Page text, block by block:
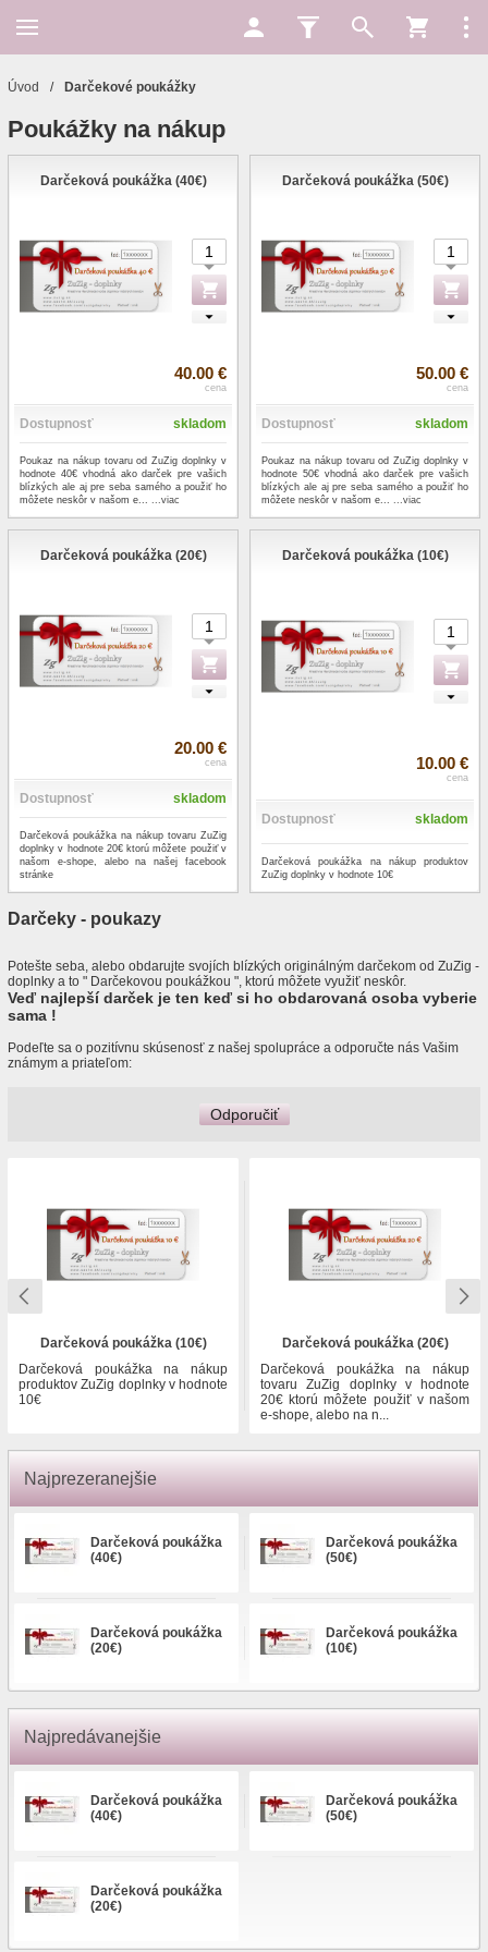
Podeľte sa o pozitívnu skúsenosť z našej spolupráce a odporučte nás Vašim
známym a priateľom:
Odporučiť
Darčeková poukážka (10€)
Darčeková poukážka na nákup
produktov ZuZig doplnky v hodnote
10€
Darčeková poukážka (20€)
Darčeková poukážka na nákup
tovaru ZuZig doplnky v hodnote
20€ ktorú môžete použiť v našom
e-shope, alebo na n...
Najprezeranejšie
Darčeková poukážka
(40€)
Darčeková poukážka
(50€)
Darčeková poukážka
(20€)
Darčeková poukážka
(10€)
Najpredávanejšie
Darčeková poukážka
(40€)
Darčeková poukážka
(50€)
Darčeková poukážka
(20€)
Úvod / Darčekové poukážky
Poukážky na nákup
Darčeková poukážka (40€)
40.00 €
cena
Dostupnosť skladom
Poukaz na nákup tovaru od ZuZig doplnky v
hodnote 40€ vhodná ako darček pre vašich
blízkých ale aj pre seba samého a použiť ho
môžete neskôr v našom e... ...viac
Darčeková poukážka (50€)
50.00 €
cena
Dostupnosť skladom
Poukaz na nákup tovaru od ZuZig doplnky v
hodnote 50€ vhodná ako darček pre vašich
blízkých ale aj pre seba samého a použiť ho
môžete neskôr v našom e... ...viac
Darčeková poukážka (20€)
20.00 €
cena
Dostupnosť skladom
Darčeková poukážka na nákup tovaru ZuZig
doplnky v hodnote 20€ ktorú môžete použiť v
našom e-shope, alebo na našej facebook
stránke
Darčeková poukážka (10€)
10.00 €
cena
Dostupnosť skladom
Darčeková poukážka na nákup produktov
ZuZig doplnky v hodnote 10€
Darčeky - poukazy
Potešte seba, alebo obdarujte svojích blízkých originálným darčekom od ZuZig -
doplnky a to " Darčekovou poukážkou ", ktorú môžete využiť neskôr.
Veď najlepší darček je ten keď si ho obdarovaná osoba vyberie
sama !